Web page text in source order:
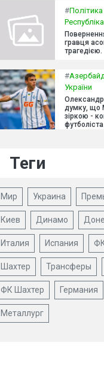
#Політика
Республіка
гравця
трагедією.
#
України
думку, що
зіркою -
Теги
Мир Украина
Киев Динамо
Италия Испания
Шахтер Трансферы
ФК Шахтер Германия
Металлург